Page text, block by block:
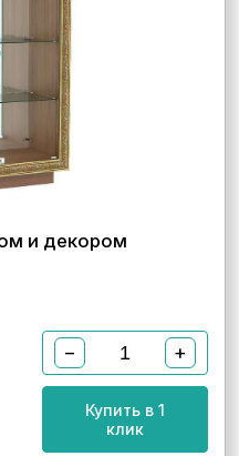
и декором
− +
Купить в 1
клик